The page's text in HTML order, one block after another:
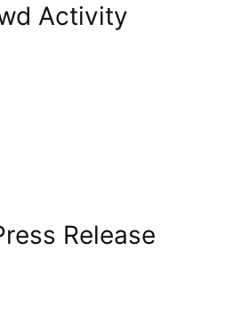
Activity
Release